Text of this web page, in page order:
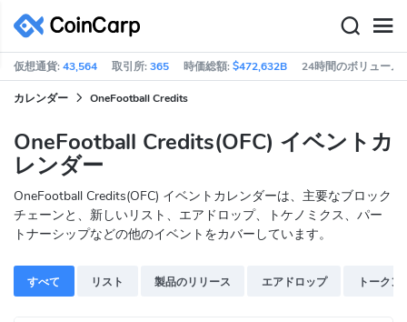
仮想通貨:43,564 取引所:365 時価総額:$472,632B 24時間のボリューム:
カレンダー OneFootball Credits
OneFootball Credits(OFC) イベントカ
レンダー
OneFootball Credits(OFC) イベントカレンダーは、主要なブロック
チェーンと、新しいリスト、エアドロップ、トケノミクス、パー
トナーシップなどの他のイベントをカバーしています。
すべて リスト 製品のリリース エアドロップ トークン